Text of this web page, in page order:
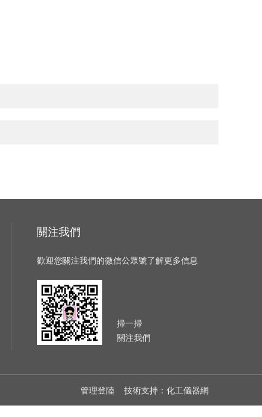
關注我們
歡迎您關注我們的微信公眾號了解更多信息
掃一掃
關注我們
管理登陸 技術支持： 化工儀器網